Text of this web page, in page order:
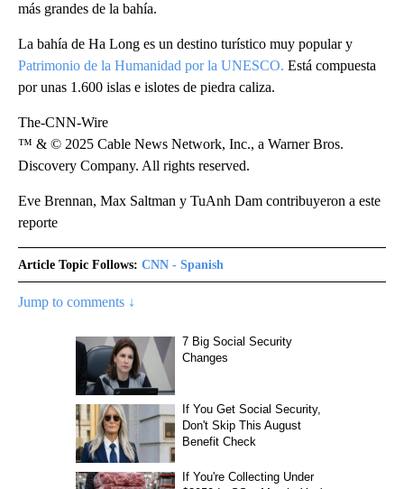
más grandes de la bahía.
La bahía de Ha Long es un destino turístico muy popular y
Patrimonio de la Humanidad por la UNESCO. Está compuesta
por unas 1.600 islas e islotes de piedra caliza.
The-CNN-Wire
™ & © 2025 Cable News Network, Inc., a Warner Bros.
Discovery Company. All rights reserved.
Eve Brennan, Max Saltman y TuAnh Dam contribuyeron a este
reporte
Article Topic Follows: CNN - Spanish
Jump to comments ↓